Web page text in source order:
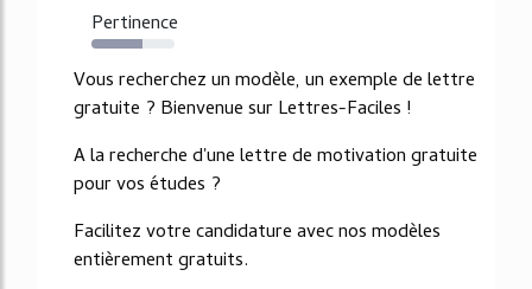
Pertinence
62%
Vous recherchez un modèle, un exemple de lettre
gratuite ? Bienvenue sur Lettres-Faciles !
A la recherche d'une lettre de motivation gratuite
pour vos études ?
Facilitez votre candidature avec nos modèles
entièrement gratuits.